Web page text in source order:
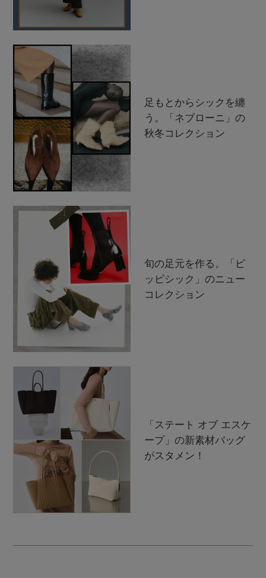
足もとからシックを纏
う。「ネブローニ」の
秋冬コレクション
旬の足元を作る。「ピ
ッピシック」のニュー
コレクション
「ステート オブ エスケ
ープ」の新素材バッグ
がスタメン！